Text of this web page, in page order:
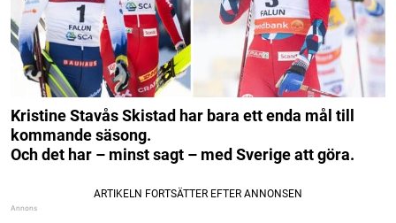
Kristine Stavås Skistad har bara ett enda mål till
kommande säsong.
Och det har – minst sagt – med Sverige att göra.